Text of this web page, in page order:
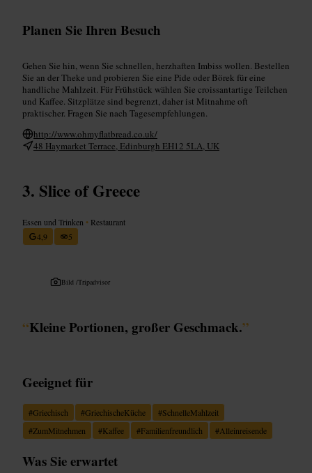
Planen Sie Ihren Besuch
Gehen Sie hin, wenn Sie schnellen, herzhaften Imbiss wollen. Bestellen
Sie an der Theke und probieren Sie eine Pide oder Börek für eine
handliche Mahlzeit. Für Frühstück wählen Sie croissantartige Teilchen
und Kaffee. Sitzplätze sind begrenzt, daher ist Mitnahme oft
praktischer. Fragen Sie nach Tagesempfehlungen.
http://www.ohmyflatbread.co.uk/
48 Haymarket Terrace, Edinburgh EH12 5LA, UK
Slice of Greece
Essen und Trinken • Restaurant
4,9
5
Bild /Tripadvisor
“Kleine Portionen, großer Geschmack.”
Geeignet für
#Griechisch #GriechischeKüche #SchnelleMahlzeit
#ZumMitnehmen #Kaffee #Familienfreundlich #Alleinreisende
Was Sie erwartet